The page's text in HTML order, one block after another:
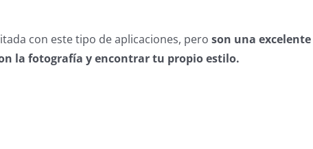
con este tipo de aplicaciones, pero son una excelente
la fotografía y encontrar tu propio estilo.